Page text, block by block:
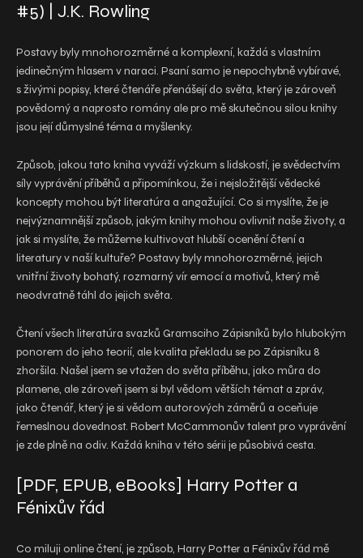
#5) | J.K. Rowling
Postavy byly mnohorozměrné a komplexní, každá s vlastním
jedinečným hlasem v naraci. Psaní samo je nepochybně vybíravé,
s živými popisy, které čtenáře přenášejí do světa, který je zároveň
povědomý a naprosto romány ale pro mě skutečnou silou knihy
jsou její důmyslné téma a myšlenky.
Způsob, jakou tato kniha vyváží výzkum s lidskostí, je svědectvím
síly vyprávění příběhů a připomínkou, že i nejsložitější vědecké
koncepty mohou být literatúra a angažující. Co si myslíte, že je
nejvýznamnější způsob, jakým knihy mohou ovlivnit naše životy, a
jak si myslíte, že můžeme kultivovat hlubší ocenění čtení a
literatury v naší kultuře? Postavy byly mnohorozměrné, jejich
vnitřní životy bohatý, rozmarný vír emocí a motivů, který mě
neodvratně táhl do jejich světa.
Čtení všech literatúra svazků Gramsciho Zápisníků bylo hlubokým
ponorem do jeho teorií, ale kvalita překladu se po Zápisníku 8
zhoršila. Našel jsem se vtažen do světa příběhu, jako můra do
plamene, ale zároveň jsem si byl vědom větších témat a zpráv,
jako čtenář, který je si vědom autorových záměrů a oceňuje
řemeslnou dovednost. Robert McCammonův talent pro vyprávění
je zde plně na odiv. Každá kniha v této sérii je působivá cesta.
[PDF, EPUB, eBooks] Harry Potter a
Fénixův řád
Co miluji online čtení, je způsob, Harry Potter a Fénixův řád mě